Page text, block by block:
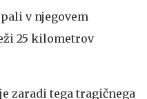
v njegovem
25 kilometrov
zaradi tega tragičnega